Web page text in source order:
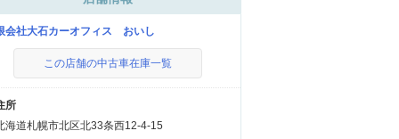
会社大石カーオフィス おいし
この店舗の中古車在庫一覧
所
海道札幌市北区北33条西12-4-15